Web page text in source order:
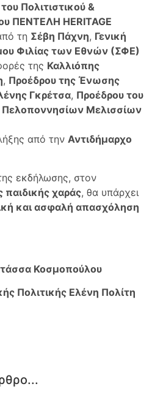
Πολιτιστικού &
ΠΕΝΤΕΛΗ HERITAGE
τη Σέβη Πάχνη, Γενική
Φιλίας των Εθνών (ΣΦΕ)
της Καλλιόπης
, Προέδρου της Ένωσης
Γκρέτσα, Προέδρου του
Πελοποννησίων Μελισσίων
από τηνΑντιδήμαρχο
εκδήλωσης, στον
χαράς, θα υπάρχει
και ασφαλή απασχόληση
Κοσμοπούλου
Πολιτικής Ελένη Πολίτη